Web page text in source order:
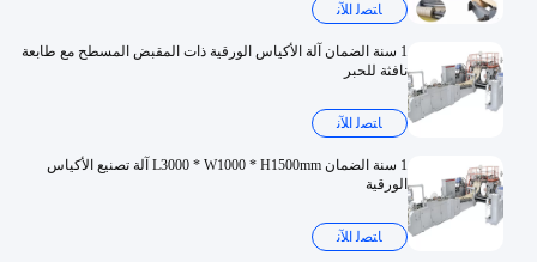
ﺎﺘﺼﻟ ﺍﻶﻧ
1 سنة الضمان آلة الأكياس الورقية ذات المقبض المسطح مع طابعة
نافثة للحبر
ﺎﺘﺼﻟ ﺍﻶﻧ
1 سنة الضمان L3000 * W1000 * H1500mm آلة تصنيع الأكياس
الورقية
ﺎﺘﺼﻟ ﺍﻶﻧ